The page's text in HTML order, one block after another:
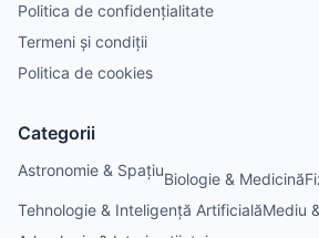
Politica de confidențialitate
Termeni și condiții
Politica de cookies
Categorii
Astronomie & SpațiuBiologie & Medicină
Tehnologie & Inteligență ArtificialăMediu